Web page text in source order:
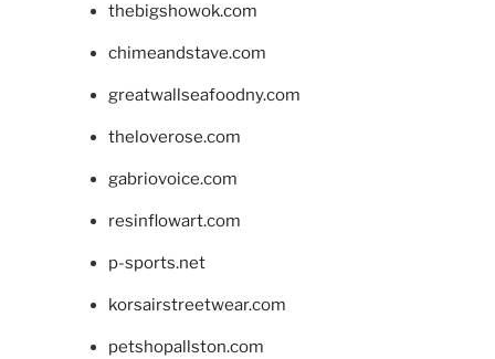
thebigshowok.com
chimeandstave.com
greatwallseafoodny.com
theloverose.com
gabriovoice.com
resinflowart.com
p-sports.net
korsairstreetwear.com
petshopallston.com